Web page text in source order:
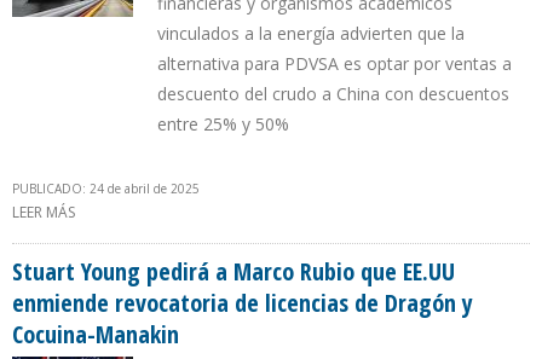
vinculados a la energía advierten que la
alternativa para PDVSA es optar por ventas a
descuento del crudo a China con descuentos
entre 25% y 50%
PUBLICADO: 24 de abril de 2025
LEER MÁS
Stuart Young pedirá a Marco Rubio que EE.UU
enmiende revocatoria de licencias de Dragón y
Cocuina-Manakin